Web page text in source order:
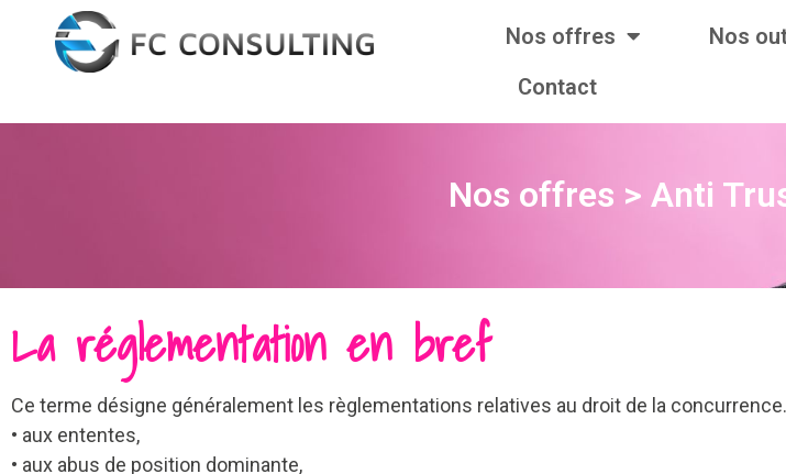
Nos offres Nos
Contact
Nos offres > Anti
La réglementation en bref
Ce terme désigne généralement les règlementations relatives au droit de la
• aux ententes,
• aux abus de position dominante,